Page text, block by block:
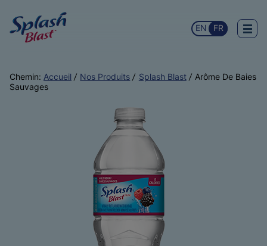
EN FR
Chemin: Accueil Nos Produits Splash Blast
Arôme De Baies
Sauvages